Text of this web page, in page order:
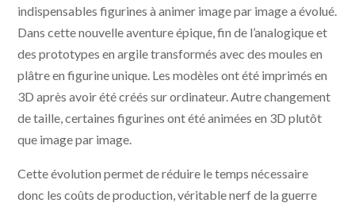
indispensables figurines à animer image par image a évolué.
Dans cette nouvelle aventure épique, fin de l’analogique et
des prototypes en argile transformés avec des moules en
plâtre en figurine unique. Les modèles ont été imprimés en
3D après avoir été créés sur ordinateur. Autre changement
de taille, certaines figurines ont été animées en 3D plutôt
que image par image.
Cette évolution permet de réduire le temps nécessaire
donc les coûts de production, véritable nerf de la guerre